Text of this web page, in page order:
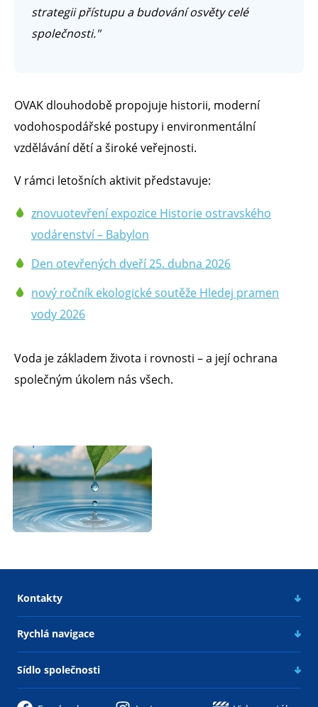
strategii přístupu a budování osvěty celé
společnosti."
OVAK dlouhodobě propojuje historii, moderní
vodohospodářské postupy i environmentální
vzdělávání dětí a široké veřejnosti.
V rámci letošních aktivit představuje:
znovuotevření expozice Historie ostravského
vodárenství – Babylon
Den otevřených dveří 25. dubna 2026
nový ročník ekologické soutěže Hledej pramen
vody 2026
Voda je základem života i rovnosti – a její ochrana
společným úkolem nás všech.
Kontakty
Rychlá navigace
Sídlo společnosti